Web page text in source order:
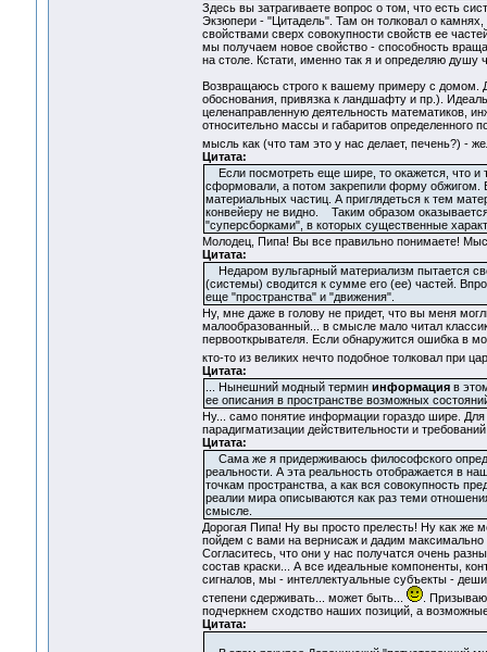
Здесь вы затрагиваете вопрос о том, что есть
Экзюпери - "Цитадель". Там он толковал о
свойствами сверх совокупности свойств ее
мы получаем новое свойство - способность
на столе. Кстати, именно так я и определяю душу
Возвращаюсь строго к вашему примеру с домом.
обоснования, привязка к ландшафту и пр.).
целенаправленную деятельность математиков,
относительно массы и габаритов определенного
мысль как (что там это у нас делает, печень?) -
Цитата:
Если посмотреть еще шире, то окажется, что и
сформовали, а потом закрепили форму обжигом.
материальных частиц. А приглядеться к тем
конвейеру не видно. Таким образом
"суперсборками", в которых существенные
Молодец, Пипа! Вы все правильно понимаете!
Цитата:
Недаром вульгарный материализм пытается
(системы) сводится к сумме его (ее) частей.
еще "пространства" и "движения".
Ну, мне даже в голову не придет, что вы меня
малообразованный... в смысле мало читал
первооткрывателя. Если обнаружится ошибка в
кто-то из великих нечто подобное толковал при
Цитата:
... Нынешний модный термин информацияв
ее описания в пространстве возможных
Ну... само понятие информации гораздо шире.
парадигматизации действительности и
Цитата:
Сама же я придерживаюсь философского
реальности. А эта реальность отображается в
точкам пространства, а как вся
реалии мира описываются как раз теми
смысле.
Дорогая Пипа! Ну вы просто прелесть! Ну как же
пойдем с вами на вернисаж и дадим максимально
Согласитесь, что они у нас получатся очень
состав краски... А все идеальные компоненты,
сигналов, мы - интеллектуальные субъекты -
степени сдерживать... может быть...
. Призываю
подчеркнем сходство наших позиций, а
Цитата: